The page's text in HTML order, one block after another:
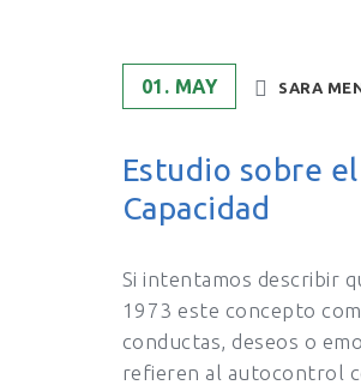
01. MAY SARA
Estudio sobre
Capacidad
Si intentamos describir
1973 este concepto
conductas, deseos o
refieren al autocontrol